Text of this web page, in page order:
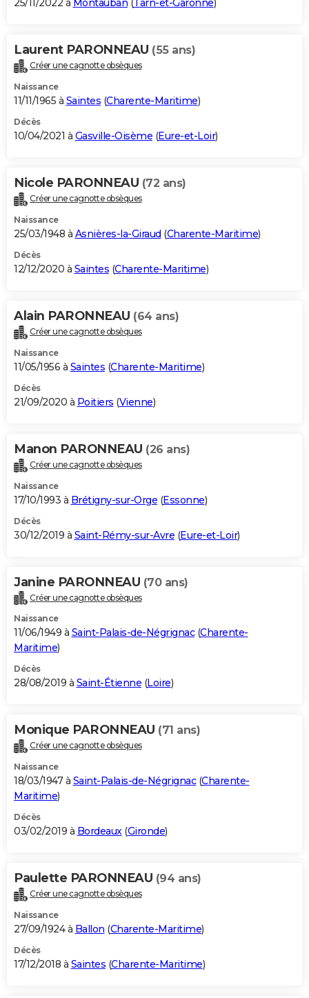
25/11/2022 à Montauban (Tarn-et-Garonne)
Laurent PARONNEAU (55 ans)
Créer une cagnotte obsèques
Naissance
11/11/1965 à Saintes (Charente-Maritime)
Décès
10/04/2021 à Gasville-Oisème (Eure-et-Loir)
Nicole PARONNEAU (72 ans)
Créer une cagnotte obsèques
Naissance
25/03/1948 à Asnières-la-Giraud (Charente-Maritime)
Décès
12/12/2020 à Saintes (Charente-Maritime)
Alain PARONNEAU (64 ans)
Créer une cagnotte obsèques
Naissance
11/05/1956 à Saintes (Charente-Maritime)
Décès
21/09/2020 à Poitiers (Vienne)
Manon PARONNEAU (26 ans)
Créer une cagnotte obsèques
Naissance
17/10/1993 à Brétigny-sur-Orge (Essonne)
Décès
30/12/2019 à Saint-Rémy-sur-Avre (Eure-et-Loir)
Janine PARONNEAU (70 ans)
Créer une cagnotte obsèques
Naissance
11/06/1949 à Saint-Palais-de-Négrignac(Charente-
Maritime)
Décès
28/08/2019 à Saint-Étienne (Loire)
Monique PARONNEAU (71 ans)
Créer une cagnotte obsèques
Naissance
18/03/1947 à Saint-Palais-de-Négrignac(Charente-
Maritime)
Décès
03/02/2019 à Bordeaux(Gironde)
Paulette PARONNEAU (94 ans)
Créer une cagnotte obsèques
Naissance
27/09/1924 à Ballon (Charente-Maritime)
Décès
17/12/2018 à Saintes (Charente-Maritime)